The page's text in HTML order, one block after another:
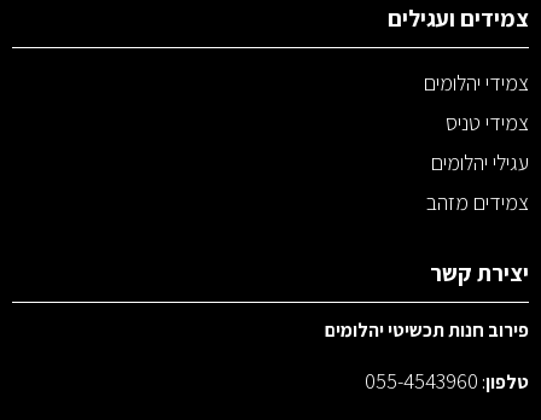
צמידים ועגילים
צמידי יהלומים
צמידי טניס
עגילי יהלומים
צמידים מזהב
יצירת קשר
פירוב חנות תכשיטי יהלומים
טלפון:
055-4543960